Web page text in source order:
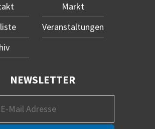
Markt
Veranstaltungen
NEWSLETTER